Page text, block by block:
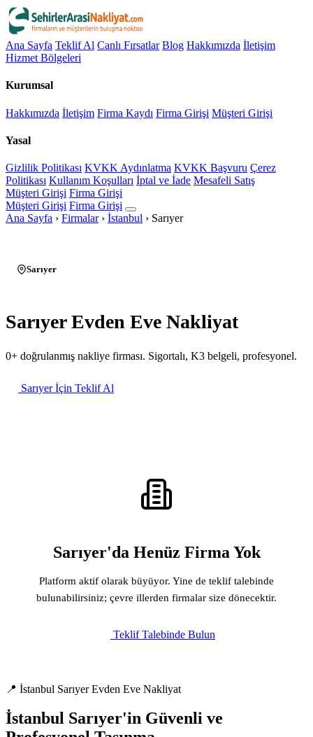
Ana Sayfa Teklif Al Canlı Fırsatlar Blog Hakkımızda İletişim
Hizmet Bölgeleri
Kurumsal
Hakkımızda İletişim Firma Kaydı Firma Girişi Müşteri Girişi
Yasal
Gizlilik Politikası KVKK Aydınlatma KVKK Başvuru Çerez
Politikası Kullanım Koşulları İptal ve İade Mesafeli Satış
Müşteri Girişi Firma Girişi
Müşteri Girişi Firma Girişi
Ana Sayfa › Firmalar › İstanbul › Sarıyer
Sarıyer
Sarıyer Evden Eve Nakliyat
0+ doğrulanmış nakliye firması. Sigortalı, K3 belgeli, profesyonel.
Sarıyer İçin Teklif Al
Sarıyer'da Henüz Firma Yok
Platform aktif olarak büyüyor. Yine de teklif talebinde
bulunabilirsiniz; çevre illerden firmalar size dönecektir.
Teklif Talebinde Bulun
📍 İstanbul Sarıyer Evden Eve Nakliyat
İstanbul Sarıyer'in Güvenli ve